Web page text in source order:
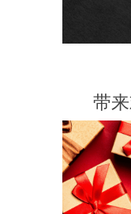
带